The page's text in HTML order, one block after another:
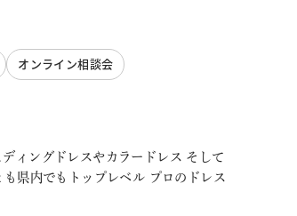
オンライン相談会
ィングドレスやカラードレス そして
県内でもトップレベル プロのドレス